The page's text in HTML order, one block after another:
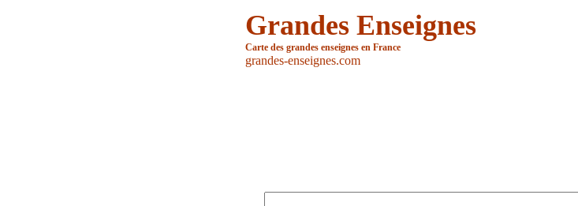
Grandes Enseignes
Carte des grandes enseignes en France
grandes-enseignes.com